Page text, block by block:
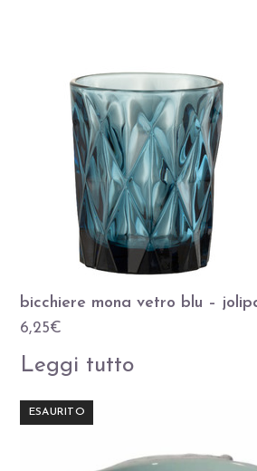
bicchiere mona vetro blu –
6,25€
Leggi tutto
ESAURITO